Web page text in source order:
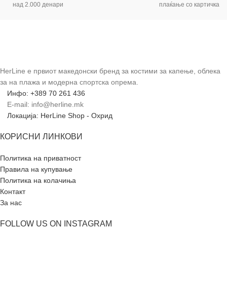
над 2.000 денари плаќање со картичка
HerLine е првиот македонски бренд за костими за капење, облека
за на плажа и модерна спортска опрема.
Инфо: +389 70 261 436
E-mail: info@herline.mk
Локација: HerLine Shop - Охрид
КОРИСНИ ЛИНКОВИ
Политика на приватност
Правила на купување
Политика на колачиња
Контакт
За нас
FOLLOW US ON INSTAGRAM